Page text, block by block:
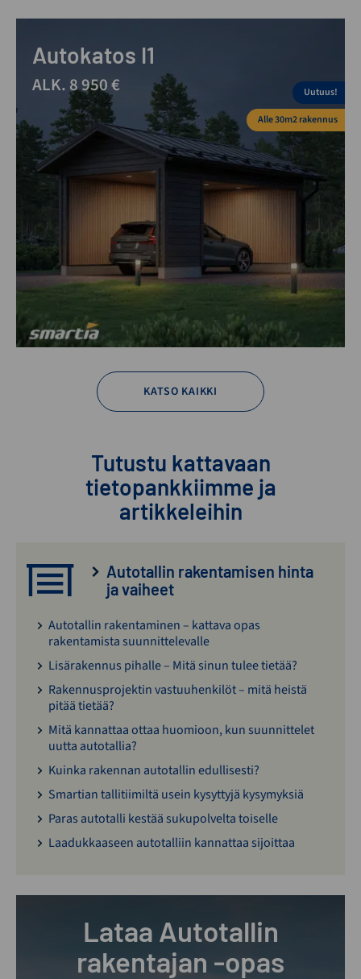
Autokatos I1
ALK. 8 950 €
Uutuus!
Alle 30m2 rakennus
KATSO KAIKKI
Tutustu kattavaan
tietopankkiimme ja
artikkeleihin
Autotallin rakentamisen hinta
ja vaiheet
Autotallin rakentaminen – kattava opas
rakentamista suunnittelevalle
Lisärakennus pihalle – Mitä sinun tulee tietää?
Rakennusprojektin vastuuhenkilöt – mitä heistä
pitää tietää?
Mitä kannattaa ottaa huomioon, kun suunnittelet
uutta autotallia?
Kuinka rakennan autotallin edullisesti?
Smartian tallitiimiltä usein kysyttyjä kysymyksiä
Paras autotalli kestää sukupolvelta toiselle
Laadukkaaseen autotalliin kannattaa sijoittaa
Lataa Autotallin
rakentajan -opas